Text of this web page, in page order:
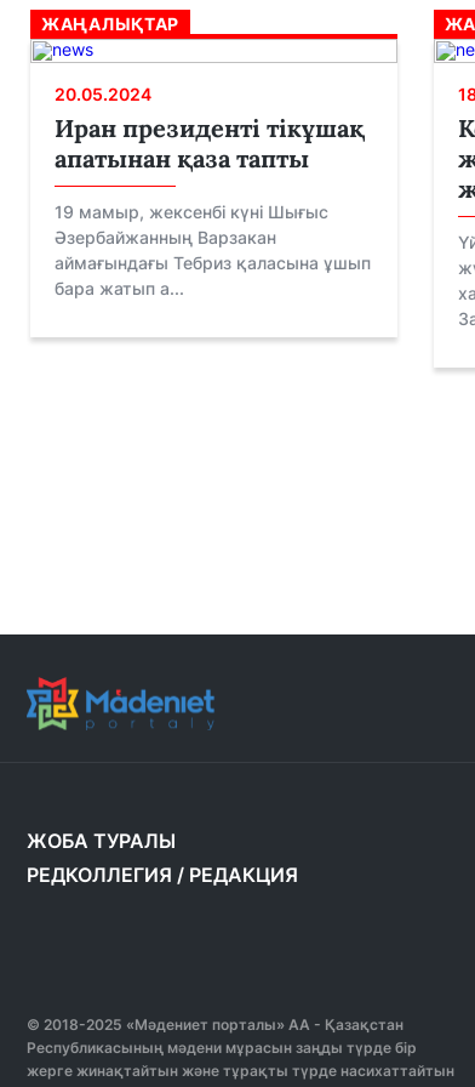
ЖАҢАЛЫҚТАР
20.05.2024
Иран президенті тікұшақ
апатынан қаза тапты
19 мамыр, жексенбі күні Шығыс
Әзербайжанның Варзакан
аймағындағы Тебриз қаласына ұшып
бара жатып а...
ЖОБА ТУРАЛЫ
РЕДКОЛЛЕГИЯ / РЕДАКЦИЯ
© 2018-2025 «Мәдениет порталы» АА - Қазақстан
Республикасының мәдени мұрасын заңды түрде бір
жерге жинақтайтын және тұрақты түрде насихаттайтын